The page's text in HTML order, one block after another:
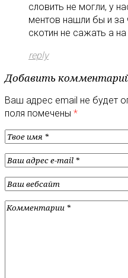
словить не могли, у
ментов нашли бы и за
скотин не сажать а
reply
Добавить
Ваш адрес email не будет
поля помечены *